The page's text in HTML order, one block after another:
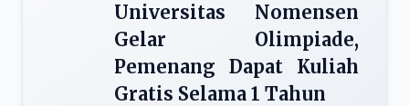
Universitas Nomensen
Gelar Olimpiade,
Pemenang Dapat Kuliah
Gratis Selama 1 Tahun